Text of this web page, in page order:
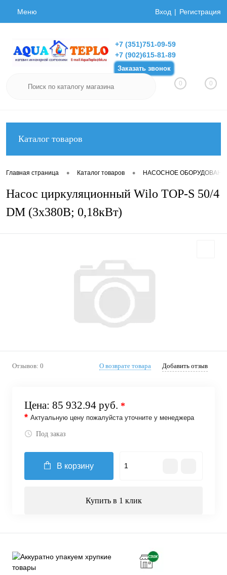
Меню Вход Регистрация
+7 (351)751-09-59
+7 (902)615-81-89
Заказать звонок
0 0
Каталог товаров
Главная страница • Каталог товаров • НАСОСНОЕ
Насос циркуляционный Wilo TOP-S 50/4
DM (3х380В; 0,18кВт)
Отзывов: 0 О возврате товара Добавить отзыв
Цена: 85 932.94 руб. *
* Актуальную цену пожалуйста уточните у менеджера
Под заказ
В корзину
Купить в 1 клик